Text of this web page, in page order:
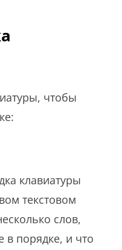
чтобы
клавиатуры
текстовом
слов,
в порядке, и что